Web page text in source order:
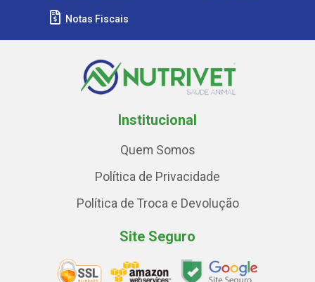
Notas Fiscais
Institucional
Quem Somos
Política de Privacidade
Política de Troca e Devolução
Site Seguro